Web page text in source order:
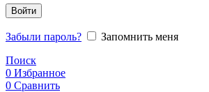
Войти
Забыли пароль?
Запомнить меня
Поиск
0 Избранное
0 Сравнить